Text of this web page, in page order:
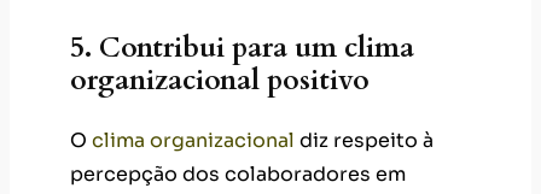
5. Contribui para um clima
organizacional positivo
O clima organizacional diz respeito à
percepção dos colaboradores em